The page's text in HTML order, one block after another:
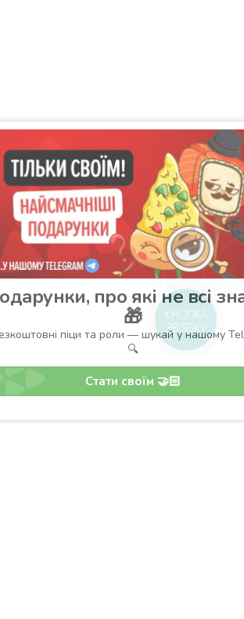
про які не всі знають
та роли — шукай у нашому Telegram
Стати своїм 🤝🏻
КНОПКА
ЗВ'ЯЗКУ